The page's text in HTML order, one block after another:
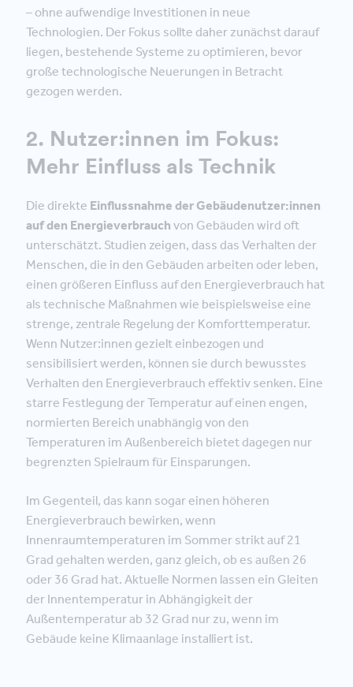
– ohne aufwendige Investitionen in neue
Technologien. Der Fokus sollte daher zunächst darauf
liegen, bestehende Systeme zu optimieren, bevor
große technologische Neuerungen in Betracht
gezogen werden.
2. Nutzer:innen im Fokus:
Mehr Einfluss als Technik
Die direkte Einflussnahme der Gebäudenutzer:innen
auf den Energieverbrauch von Gebäuden wird oft
unterschätzt. Studien zeigen, dass das Verhalten der
Menschen, die in den Gebäuden arbeiten oder leben,
einen größeren Einfluss auf den Energieverbrauch hat
als technische Maßnahmen wie beispielsweise eine
strenge, zentrale Regelung der Komforttemperatur.
Wenn Nutzer:innen gezielt einbezogen und
sensibilisiert werden, können sie durch bewusstes
Verhalten den Energieverbrauch effektiv senken. Eine
starre Festlegung der Temperatur auf einen engen,
normierten Bereich unabhängig von den
Temperaturen im Außenbereich bietet dagegen nur
begrenzten Spielraum für Einsparungen.
Im Gegenteil, das kann sogar einen höheren
Energieverbrauch bewirken, wenn
Innenraumtemperaturen im Sommer strikt auf 21
Grad gehalten werden, ganz gleich, ob es außen 26
oder 36 Grad hat. Aktuelle Normen lassen ein Gleiten
der Innentemperatur in Abhängigkeit der
Außentemperatur ab 32 Grad nur zu, wenn im
Gebäude keine Klimaanlage installiert ist.